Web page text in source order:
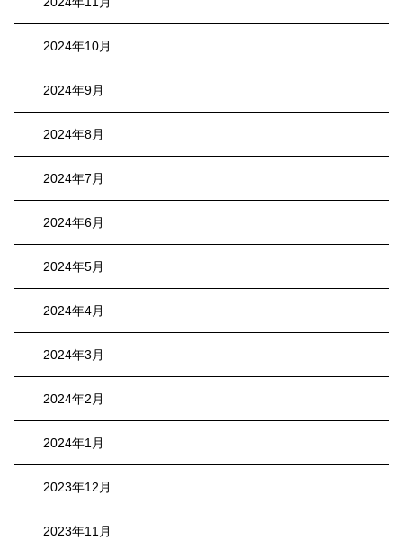
2024年10月
2024年9月
2024年8月
2024年7月
2024年6月
2024年5月
2024年4月
2024年3月
2024年2月
2024年1月
2023年12月
2023年11月